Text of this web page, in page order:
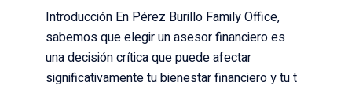
Introducción En Pérez Burillo Family Office,
sabemos que elegir un asesor financiero es
una decisión crítica que puede afectar
significativamente tu bienestar financiero y tu t